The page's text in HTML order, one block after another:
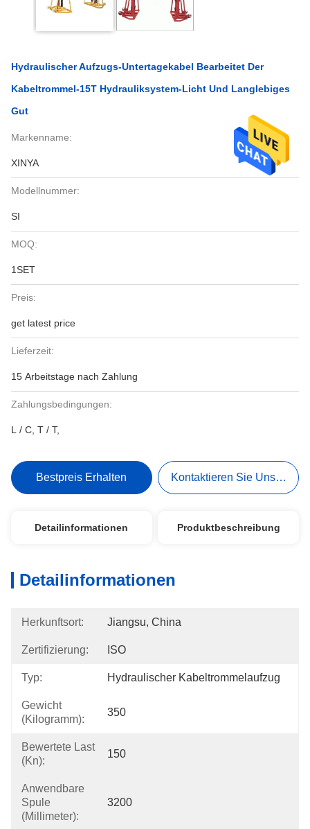
Hydraulischer Aufzugs-Untertagekabel Bearbeitet Der
Kabeltrommel-15T Hydrauliksystem-Licht Und Langlebiges
Gut
Markenname:
XINYA
Modellnummer:
SI
MOQ:
1SET
Preis:
get latest price
Lieferzeit:
15 Arbeitstage nach Zahlung
Zahlungsbedingungen:
L / C, T / T,
Bestpreis Erhalten Kontaktieren Sie Uns Jetzt
Detailinformationen Produktbeschreibung
Detailinformationen
Herkunftsort: Jiangsu, China
Zertifizierung: ISO
Typ: Hydraulischer Kabeltrommelaufzug
Gewicht
(Kilogramm):
350
Bewertete Last
(kn):
150
Anwendbare
Spule
(Millimeter):
3200